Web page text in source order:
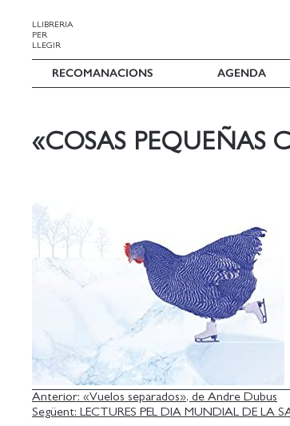
LLIBRERIA
PER
LLEGIR
RECOMANACIONS AGENDA
«COSAS PEQUEÑAS
NAVEGACIÓ
D'ENTRADES
Anterior: «Vuelos separados», de Andre Dubus
Següent: LECTURES PEL DIA MUNDIAL DE LA